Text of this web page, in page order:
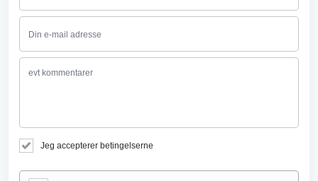
Jeg accepterer betingelserne